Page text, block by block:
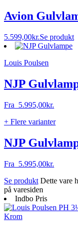
Avion
5.599,00kr.Se produkt
Louis Poulsen
NJP
Fra 5.995,00kr.
+ Flere varianter
NJP
Fra 5.995,00kr.
Se produkt Dette vare
på varesiden
Indbo Pris